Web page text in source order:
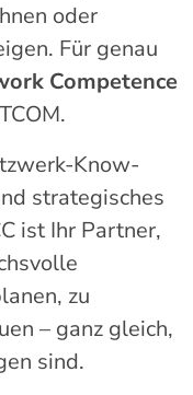
oder
Für genau
Competence
Know-
strategisches
ist Ihr Partner,
zu
– ganz gleich,
sind.